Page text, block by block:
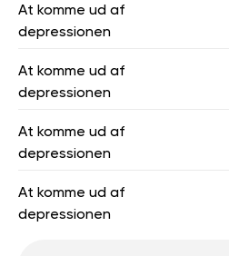
At komme ud af
depressionen
At komme ud af
depressionen
At komme ud af
depressionen
At komme ud af
depressionen